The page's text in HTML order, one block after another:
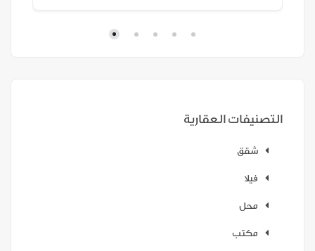
التصنيفات العقارية
شقق
فيلا
محل
مكتب